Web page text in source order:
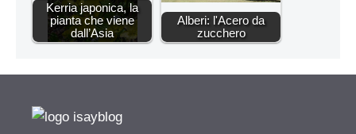
Kerria japonica, la
pianta che viene
dall’Asia
Alberi: l'Acero da
zucchero